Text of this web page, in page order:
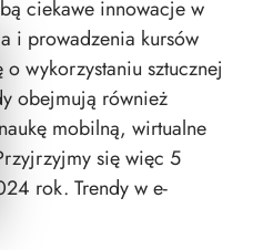
ciekawe innowacje w
i prowadzenia kursów
wykorzystaniu sztucznej
obejmują również
mobilną, wirtualne
się więc 5
rok. Trendy w e-